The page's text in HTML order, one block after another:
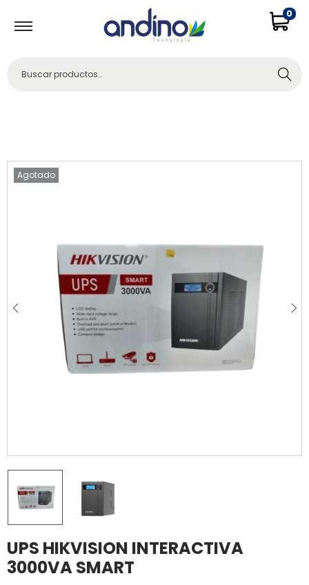
0
Buscar
Agotado
UPS HIKVISION INTERACTIVA
3000VA SMART